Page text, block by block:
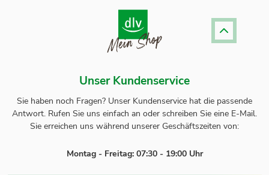
Unser Kundenservice
Sie haben noch Fragen? Unser Kundenservice hat die passende
Antwort. Rufen Sie uns einfach an oder schreiben Sie eine E-Mail.
Sie erreichen uns während unserer Geschäftszeiten von:
Montag - Freitag: 07:30 - 19:00 Uhr